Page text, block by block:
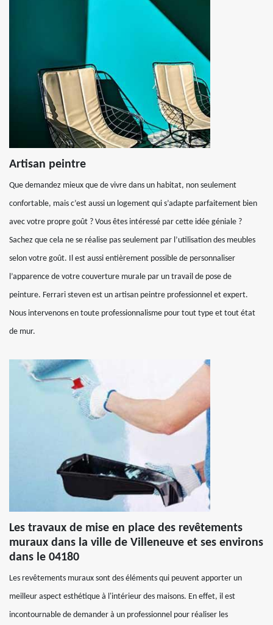
Artisan peintre
Que demandez mieux que de vivre dans un habitat, non seulement
confortable, mais c’est aussi un logement qui s’adapte parfaitement bien
avec votre propre goût ? Vous êtes intéressé par cette idée géniale ?
Sachez que cela ne se réalise pas seulement par l’utilisation des meubles
selon votre goût. Il est aussi entièrement possible de personnaliser
l’apparence de votre couverture murale par un travail de pose de
peinture. Ferrari steven est un artisan peintre professionnel et expert.
Nous intervenons en toute professionnalisme pour tout type et tout état
de mur.
Les travaux de mise en place des revêtements
muraux dans la ville de Villeneuve et ses environs
dans le 04180
Les revêtements muraux sont des éléments qui peuvent apporter un
meilleur aspect esthétique à l'intérieur des maisons. En effet, il est
incontournable de demander à un professionnel pour réaliser les